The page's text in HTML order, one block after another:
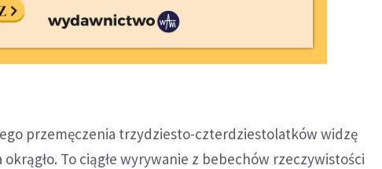
przemęczenia trzydziesto-czterdziestolatków widzę
okrągło. To ciągłe wyrywanie z bebechów rzeczywistości